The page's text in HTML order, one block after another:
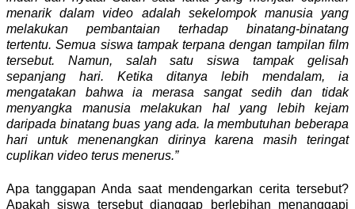
menarik dalam video adalah sekelompok manusia yang
melakukan pembantaian terhadap binatang-binatang
tertentu. Semua siswa tampak terpana dengan tampilan film
tersebut. Namun, salah satu siswa tampak gelisah
sepanjang hari. Ketika ditanya lebih mendalam, ia
mengatakan bahwa ia merasa sangat sedih dan tidak
menyangka manusia melakukan hal yang lebih kejam
daripada binatang buas yang ada. Ia membutuhan beberapa
hari untuk menenangkan dirinya karena masih teringat
cuplikan video terus menerus.”
Apa tanggapan Anda saat mendengarkan cerita tersebut?
Apakah siswa tersebut dianggap berlebihan menanggapi